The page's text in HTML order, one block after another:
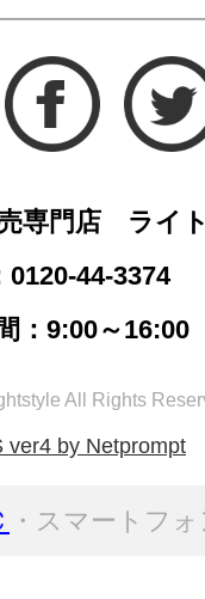
専門店 ライ
0120-44-3374
：9:00～16:00
All Rights
ver4 by Netprompt
・スマートフ